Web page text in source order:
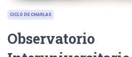
CICLO DE CHARLAS
Observatorio